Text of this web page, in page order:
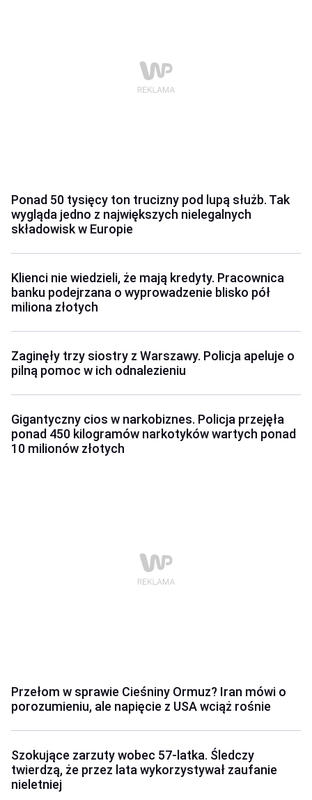
Ponad 50 tysięcy ton trucizny pod lupą służb. Tak
wygląda jedno z największych nielegalnych
składowisk w Europie
Klienci nie wiedzieli, że mają kredyty. Pracownica
banku podejrzana o wyprowadzenie blisko pół
miliona złotych
Zaginęły trzy siostry z Warszawy. Policja apeluje o
pilną pomoc w ich odnalezieniu
Gigantyczny cios w narkobiznes. Policja przejęła
ponad 450 kilogramów narkotyków wartych ponad
10 milionów złotych
Przełom w sprawie Cieśniny Ormuz? Iran mówi o
porozumieniu, ale napięcie z USA wciąż rośnie
Szokujące zarzuty wobec 57-latka. Śledczy
twierdzą, że przez lata wykorzystywał zaufanie
nieletniej